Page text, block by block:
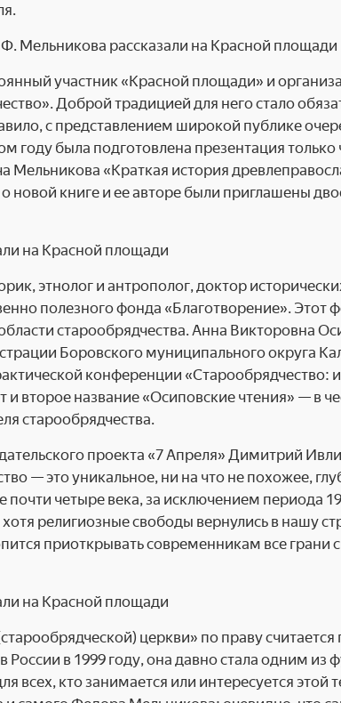
участник «Красной площади» и
Доброй традицией для него стало
с представлением широкой публике
году была подготовлена презентация
Мельникова «Краткая история
новой книге и ее авторе были приглашены
этнолог и антрополог, доктор
полезного фонда «Благотворение». Этот
старообрядчества. Анна Викторовна
Боровского муниципального округа
конференции «Старообрядчество:
второе название «Осиповские чтения» — в
старообрядчества.
проекта «7 Апреля» Димитрий
— это уникальное, ни на что не похожее,
почти четыре века, за исключением периода
религиозные свободы вернулись в нашу
приоткрывать современникам все грани
церкви» по праву
в 1999 году, она давно стала одним из
всех, кто занимается или интересуется этой